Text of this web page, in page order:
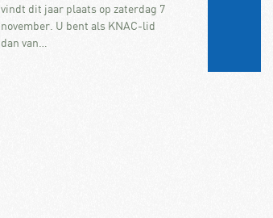
vindt dit jaar plaats op zaterdag 7
november. U bent als KNAC-lid
dan van…